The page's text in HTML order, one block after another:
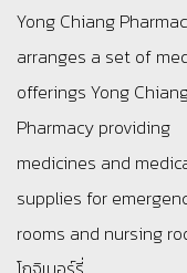
Yong Chiang
arranges a set of
offerings Yong
Pharmacy providing
medicines and
supplies for
rooms and nursing